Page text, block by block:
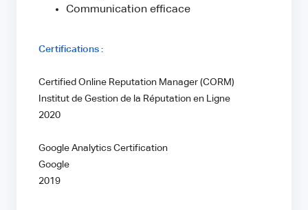
Communication efficace
Certifications :
Certified Online Reputation Manager (CORM)
Institut de Gestion de la Réputation en Ligne
2020
Google Analytics Certification
Google
2019